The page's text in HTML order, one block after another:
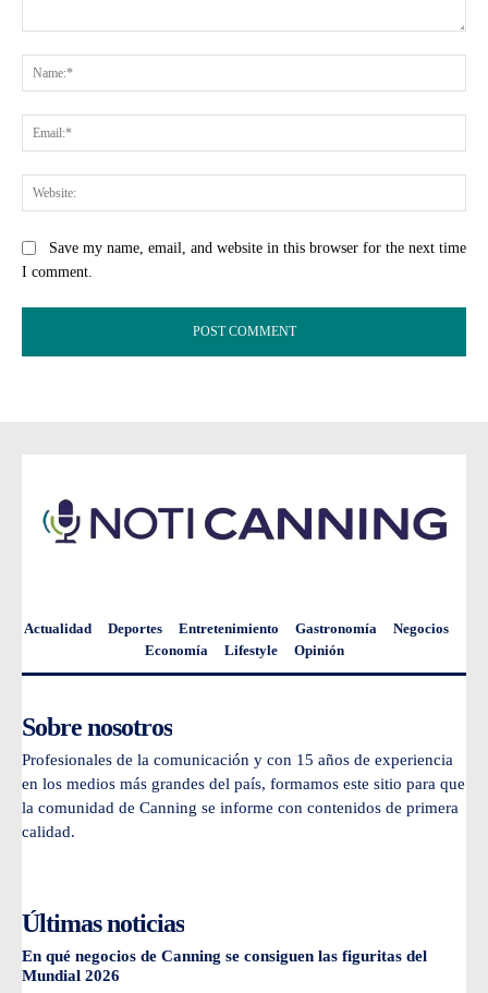
Save my name, email, and website in this browser for the next time
I comment.
Actualidad Deportes Entretenimiento Gastronomía
Negocios
Economía
Lifestyle Opinión
Sobre nosotros
Profesionales de la comunicación y con 15 años de experiencia
en los medios más grandes del país, formamos este sitio para que
la comunidad de Canning se informe con contenidos de primera
calidad.
Últimas noticias
En qué negocios de Canning se consiguen las figuritas del
Mundial 2026